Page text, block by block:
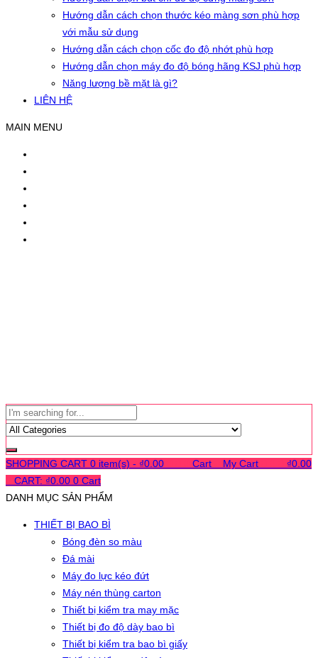
Hướng dẫn cách chọn thước kéo màng sơn phù hợp
với mẫu sử dụng
Hướng dẫn cách chọn cốc đo độ nhớt phù hợp
Hướng dẫn chọn máy đo độ bóng hãng KSJ phù hợp
Năng lượng bề mặt là gì?
LIÊN HỆ
MAIN MENU
SHOPPING CART 0 item(s) - ₫0.00 Cart My Cart ₫0.00
CART: ₫0.00 0 Cart
DANH MỤC SẢN PHẨM
THIẾT BỊ BAO BÌ
Bóng đèn so màu
Đá mài
Máy đo lực kéo đứt
Máy nén thùng carton
Thiết bị kiểm tra may mặc
Thiết bị đo độ dày bao bì
Thiết bị kiểm tra bao bì giấy